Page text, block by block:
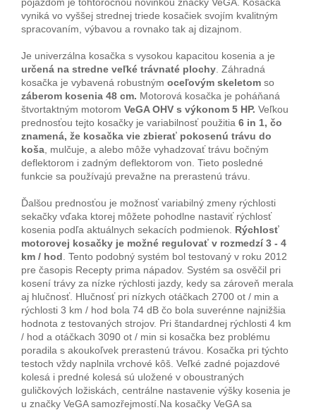
vyniká vo vyššej strednej triede kosačiek svojím kvalitným
spracovaním, výbavou a rovnako tak aj dizajnom.
Je univerzálna kosačka s vysokou kapacitou kosenia a je
určená na stredne veľké trávnaté plochy . Záhradná
kosačka je vybavená robustným oceľovým skeletom so
záberom kosenia 48 cm. Motorová kosačka je poháňaná
štvortaktným motorom VeGA OHV s výkonom 5 HP. Veľkou
prednosťou tejto kosačky je variabilnosť použitia 6 in 1, čo
znamená, že kosačka vie zbierať pokosenú trávu do
koša , mulčuje, a alebo môže vyhadzovať trávu bočným
deflektorom i zadným deflektorom von. Tieto posledné
funkcie sa používajú prevažne na prerastenú trávu.
Ďalšou prednosťou je možnosť variabilný zmeny rýchlosti
sekačky vďaka ktorej môžete pohodlne nastaviť rýchlosť
kosenia podľa aktuálnych sekacích podmienok. Rýchlosť
motorovej kosačky je možné regulovať v rozmedzí 3 - 4
km / hod . Tento podobný systém bol testovaný v roku 2012
pre časopis Recepty prima nápadov. Systém sa osvěčil pri
kosení trávy za nízke rýchlosti jazdy, kedy sa zároveň merala
aj hlučnosť. Hlučnosť pri nízkych otáčkach 2700 ot / min a
rýchlosti 3 km / hod bola 74 dB čo bola suverénne najnižšia
hodnota z testovaných strojov. Pri štandardnej rýchlosti 4 km
/ hod a otáčkach 3090 ot / min si kosačka bez problému
poradila s akoukoľvek prerastenú trávou. Kosačka pri týchto
testoch vždy naplnila vrchové kôš. Veľké zadné pojazdové
kolesá i predné kolesá sú uložené v oboustraných
guličkových ložiskách, centrálne nastavenie výšky kosenia je
u značky VeGA samozřejmostí.Na kosačky VeGA sa